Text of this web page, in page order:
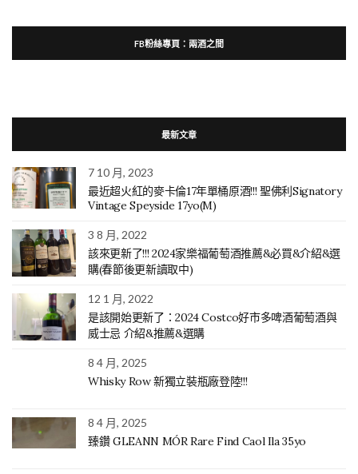
FB粉絲專頁：兩酒之間
最新文章
7 10 月, 2023
最近超火紅的麥卡倫17年單桶原酒!!! 聖佛利Signatory
Vintage Speyside 17yo(M)
3 8 月, 2022
該來更新了!!! 2024家樂福葡萄酒推薦&必買&介紹&選
購(春節後更新讀取中)
12 1 月, 2022
是該開始更新了：2024 Costco好市多啤酒葡萄酒與
威士忌 介紹&推薦&選購
8 4 月, 2025
Whisky Row 新獨立裝瓶廠登陸!!!
8 4 月, 2025
臻鑽 GLEANN MÓR Rare Find Caol Ila 35yo